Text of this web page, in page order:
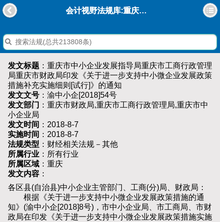
会计视野法规库:重庆市中小企业发展指导局重庆市工商行政管理局重庆市财政局印发《关于进一步支持中小微企业发展政策措施补充实施细则[试行]》的通知
发文标题 ：重庆市中小企业发展指导局重庆市工商行政管理
局重庆市财政局印发《关于进一步支持中小微企业发展政策
措施补充实施细则[试行]》的通知
发文文号 ：渝中小企[2018]54号
发文部门 ：重庆市财政局,重庆市工商行政管理局,重庆市中
小企业局
发文时间 ：2018-8-7
实施时间 ：2018-8-7
法规类型 ：财经相关法规－其他
所属行业 ：所有行业
所属区域 ：重庆
发文内容 ：
各区县(自治县)中小企业主管部门、工商(分)局、财政局：
根据《关于进一步支持中小微企业发展政策措施的通
知》(渝中小企[2018]8号)，市中小企业局、市工商局、市财
政局在印发《关于进一步支持中小微企业发展政策措施实施